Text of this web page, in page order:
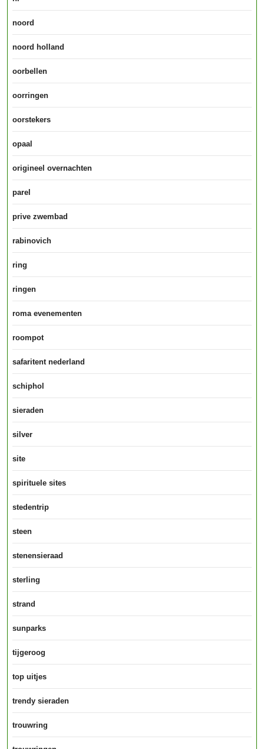
noord
noord holland
oorbellen
oorringen
oorstekers
opaal
origineel overnachten
parel
prive zwembad
rabinovich
ring
ringen
roma evenementen
roompot
safaritent nederland
schiphol
sieraden
silver
site
spirituele sites
stedentrip
steen
stenensieraad
sterling
strand
sunparks
tijgeroog
top uitjes
trendy sieraden
trouwring